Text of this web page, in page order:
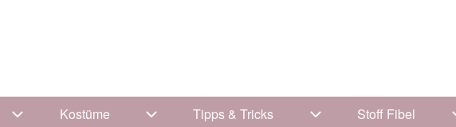
Unternavigation von Kleidung
Kostüme Unternavigation von Kostüme
Tipps & Tricks Unternavigation von
Stoff Fibel